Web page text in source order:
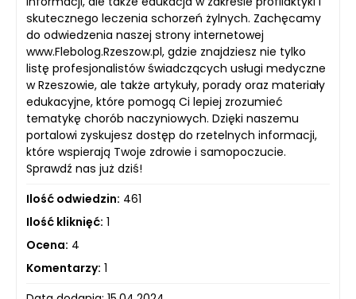
skutecznego leczenia schorzeń żylnych. Zachęcamy
do odwiedzenia naszej strony internetowej
www.Flebolog.Rzeszow.pl, gdzie znajdziesz nie tylko
listę profesjonalistów świadczących usługi medyczne
w Rzeszowie, ale także artykuły, porady oraz materiały
edukacyjne, które pomogą Ci lepiej zrozumieć
tematykę chorób naczyniowych. Dzięki naszemu
portalowi zyskujesz dostęp do rzetelnych informacji,
które wspierają Twoje zdrowie i samopoczucie.
Sprawdź nas już dziś!
Ilość odwiedzin: 461
Ilość kliknięć: 1
Ocena: 4
Komentarzy: 1